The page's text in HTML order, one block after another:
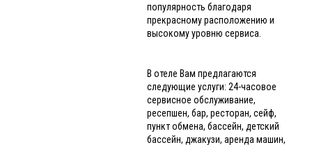
популярность благодаря
прекрасному расположению и
высокому уровню сервиса.
В отеле Вам предлагаются
следующие услуги: 24-часовое
сервисное обслуживание,
ресепшен, бар, ресторан, сейф,
пункт обмена, бассейн, детский
бассейн, джакузи, аренда машин,